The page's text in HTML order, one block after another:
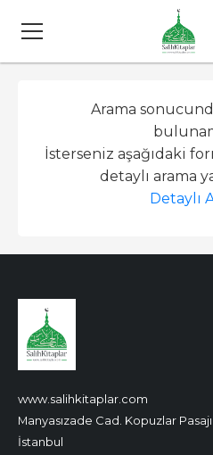
Arama
İsterseniz aşağıdaki
detaylı arama
Detaylı
www.salihkitaplar.com
Manyasızade Cad. Kopuzlar
İstanbul